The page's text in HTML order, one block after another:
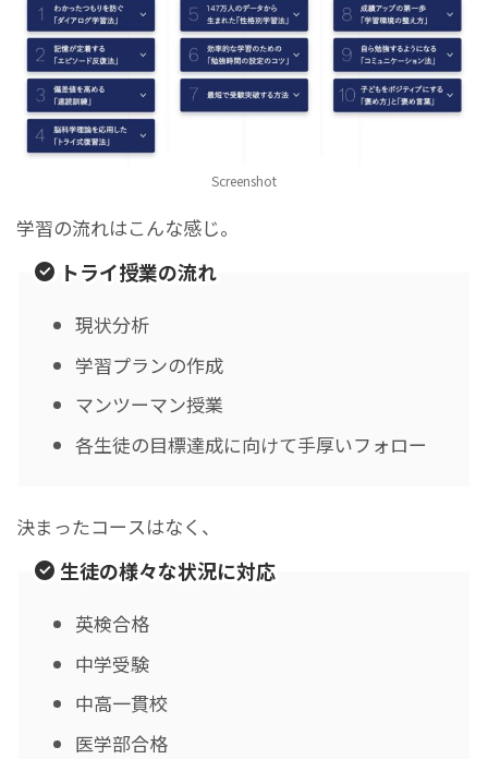
Screenshot
学習の流れはこんな感じ。
トライ授業の流れ
現状分析
学習プランの作成
マンツーマン授業
各生徒の目標達成に向けて手厚いフォロー
決まったコースはなく、
生徒の様々な状況に対応
英検合格
中学受験
中高一貫校
医学部合格